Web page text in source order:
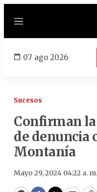
Menú
07 ago 2026
Sucesos
Confirman
de denuncia
Montanía
Mayo 29, 2024 04:22 a. m.